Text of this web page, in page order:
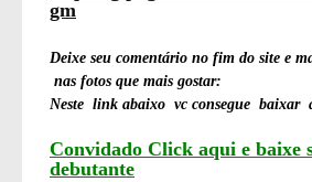
gm
Deixe seu comentário no fim do site e
nas fotos que mais gostar:
Neste link abaixo vc consegue baixar
Convidado Click aqui e baixe
debutante